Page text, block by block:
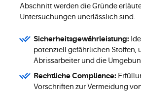
Abschnitt werden die Gründe
Untersuchungen unerlässlich sind.
Sicherheitsgewährleistung:
potenziell gefährlichen Stoffen,
Abrissarbeiter und die
Rechtliche Compliance:
Vorschriften zur Vermeidung